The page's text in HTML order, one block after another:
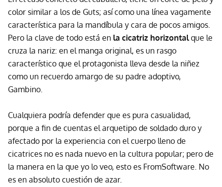
color similar a los de Guts; así como una línea vagamente
característica para la mandíbula y cara de pocos amigos.
Pero la clave de todo está en la cicatriz horizontalque le
cruza la nariz: en el manga original, es un rasgo
característico que el protagonista lleva desde la niñez
como un recuerdo amargo de su padre adoptivo,
Gambino.
Cualquiera podría defender que es pura casualidad,
porque a fin de cuentas el arquetipo de soldado duro y
afectado por la experiencia con el cuerpo lleno de
cicatrices no es nada nuevo en la cultura popular; pero de
la manera en la que yo lo veo, esto es FromSoftware. No
es en absoluto cuestión de azar.